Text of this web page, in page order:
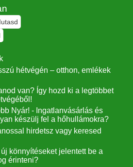
hétvégén – otthon, emlékek
van? Így hozd ki a legtöbbet
Nyár! - Ingatlanvásárlás és
készülj fel a hőhullámokra?
hirdetsz vagy keresed
könnyítéseket jelentett be a
érinteni?